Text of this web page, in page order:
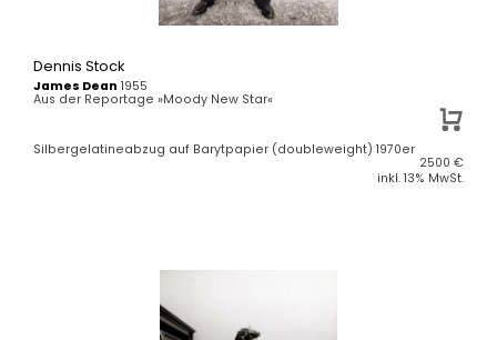
Dennis Stock
James Dean 1955
Aus der Reportage »Moody New Star«
Silbergelatineabzug auf Barytpapier (doubleweight) 1970er
2500 €
inkl. 13% MwSt.